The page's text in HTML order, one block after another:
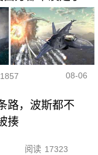
08-06
路，波斯都不
揍
阅读 17323